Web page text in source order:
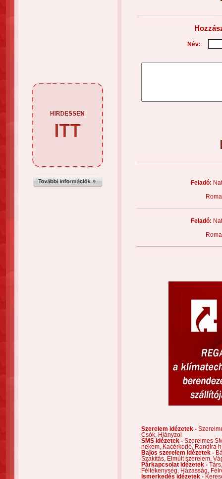
Név:
Feladó:
Feladó:
Szerelem idézetek -
Csók,
Hiányzol
SMS idézetek - Szerelmes
nekem,
Kacérkodó,
Randira
Bajos szerelem idézetek -
Szakítás,
Elmúlt szerelem,
Párkapcsolat idézetek -
Féltékenység,
Házasság,
Ismerkedés idézetek -